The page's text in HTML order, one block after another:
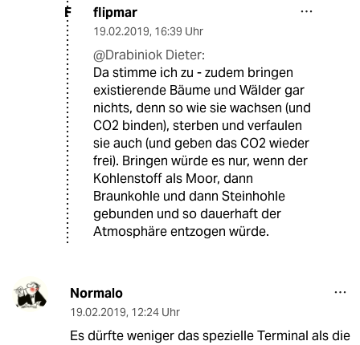
F flipmar
19.02.2019, 16:39 Uhr
@Drabiniok Dieter:
Da stimme ich zu - zudem bringen
existierende Bäume und Wälder gar
nichts, denn so wie sie wachsen (und
CO2 binden), sterben und verfaulen
sie auch (und geben das CO2 wieder
frei). Bringen würde es nur, wenn der
Kohlenstoff als Moor, dann
Braunkohle und dann Steinhohle
gebunden und so dauerhaft der
Atmosphäre entzogen würde.
Normalo
19.02.2019, 12:24 Uhr
Es dürfte weniger das spezielle Terminal als die